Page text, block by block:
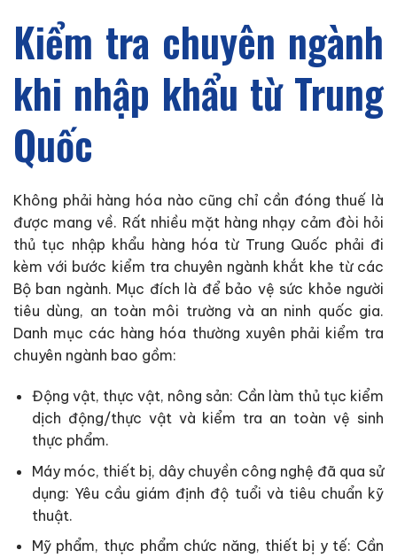
Kiểm tra chuyên ngành
khi nhập khẩu từ Trung
Quốc
Không phải hàng hóa nào cũng chỉ cần đóng thuế là
được mang về. Rất nhiều mặt hàng nhạy cảm đòi hỏi
thủ tục nhập khẩu hàng hóa từ Trung Quốc phải đi
kèm với bước kiểm tra chuyên ngành khắt khe từ các
Bộ ban ngành. Mục đích là để bảo vệ sức khỏe người
tiêu dùng, an toàn môi trường và an ninh quốc gia.
Danh mục các hàng hóa thường xuyên phải kiểm tra
chuyên ngành bao gồm:
Động vật, thực vật, nông sản: Cần làm thủ tục kiểm
dịch động/thực vật và kiểm tra an toàn vệ sinh
thực phẩm.
Máy móc, thiết bị, dây chuyền công nghệ đã qua sử
dụng: Yêu cầu giám định độ tuổi và tiêu chuẩn kỹ
thuật.
Mỹ phẩm, thực phẩm chức năng, thiết bị y tế: Cần